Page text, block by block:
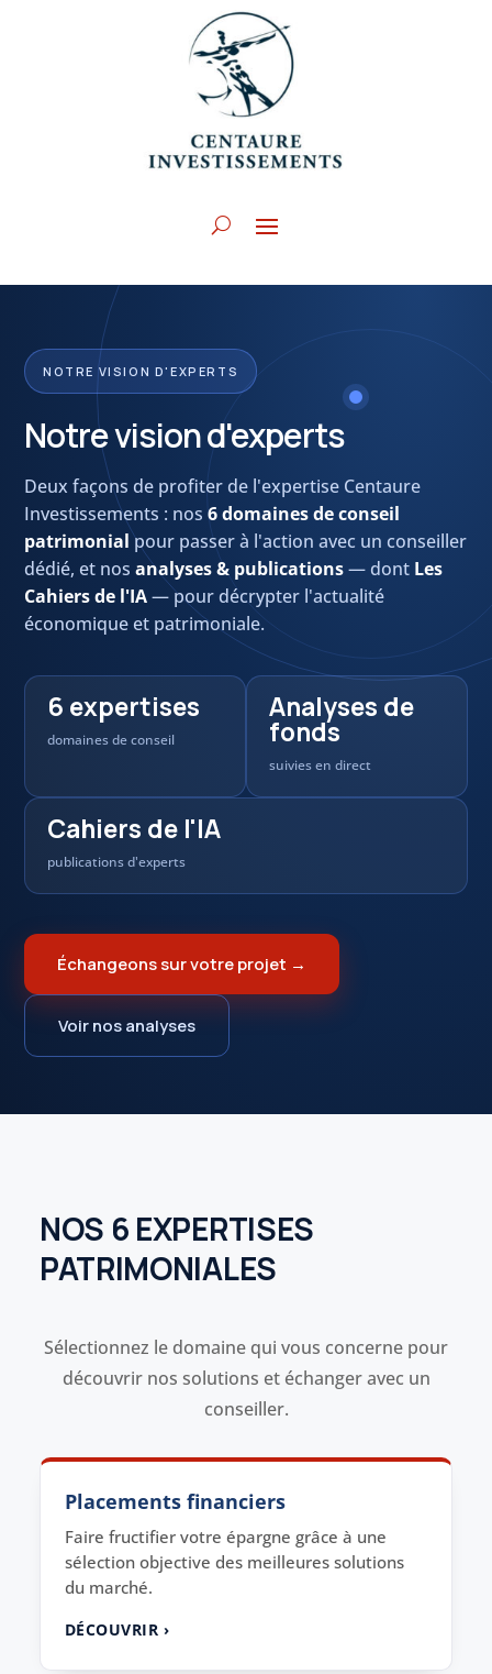
NOTRE VISION D'EXPERTS
Notre vision d'experts
Deux façons de profiter de l'expertise Centaure
Investissements : nos 6 domaines de conseil
patrimonialpour passer à l'action avec un conseiller
dédié, et nos analyses & publications— dont Les
Cahiers de l'IA— pour décrypter l'actualité
économique et patrimoniale.
6 expertises
domaines de conseil
Analyses de
fonds
suivies en direct
Cahiers de l'IA
publications d'experts
Échangeons sur votre projet →
Voir nos analyses
NOS 6 EXPERTISES
PATRIMONIALES
Sélectionnez le domaine qui vous concerne pour
découvrir nos solutions et échanger avec un
conseiller.
Placements financiers
Faire fructifier votre épargne grâce à une
sélection objective des meilleures solutions
du marché.
DÉCOUVRIR ›